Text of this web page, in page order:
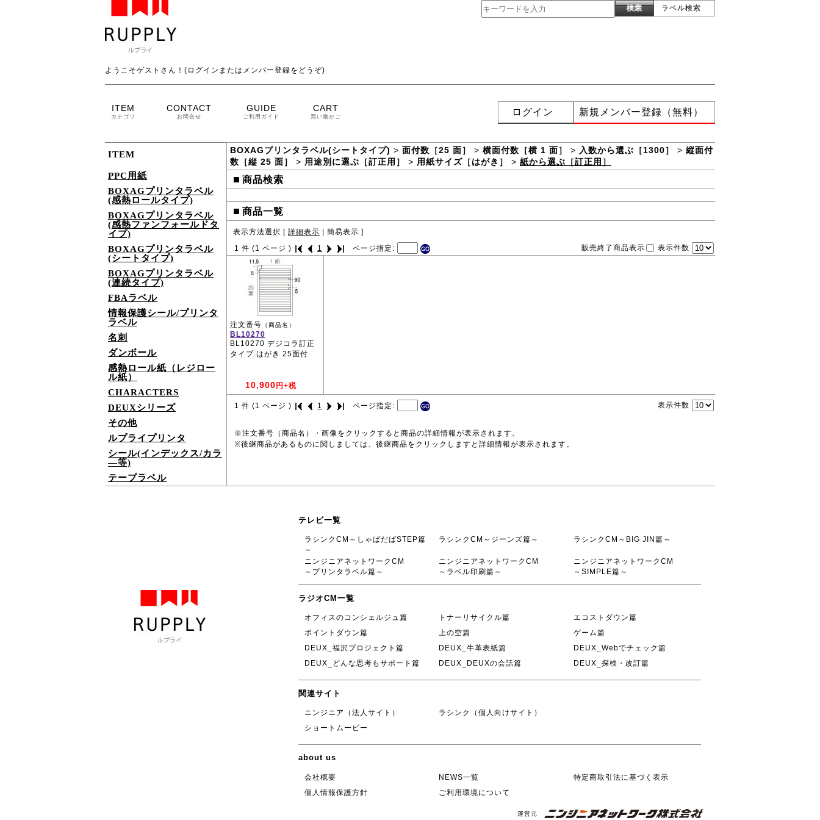
ラベル検索
ようこそゲストさん！(ログインまたはメンバー登録をどうぞ)
ITEM
カテゴリ
CONTACT
お問合せ
GUIDE
ご利用ガイド
CART
買い物かご ログイン 新規メンバー登録（無料）
ITEM
PPC用紙
BOXAGプリンタラベル
(感熱ロールタイプ)
BOXAGプリンタラベル
(感熱ファンフォールドタ
イプ)
BOXAGプリンタラベル
(シートタイプ)
BOXAGプリンタラベル
(連続タイプ)
FBAラベル
情報保護シール/プリンタ
ラベル
名刺
ダンボール
感熱ロール紙（レジロー
ル紙）
CHARACTERS
DEUXシリーズ
その他
ルプライプリンタ
シール(インデックス/カラ
―等)
テープラベル
BOXAGプリンタラベル(シートタイプ) > 面付数［25 面］ > 横面付数［横 1 面］ > 入数から選ぶ［1300］ > 縦面付
数［縦 25 面］
> 用途別に選ぶ［訂正用］ > 用紙サイズ［はがき］ > 紙から選ぶ［訂正用］
■ 商品検索
■ 商品一覧
表示方法選択 [ 詳細表示 簡易表示 ]
1 件 (1 ページ ) 1 ページ指定: 販売終了商品表示 表示件数
注文番号 （商品名）
BL10270
BL10270 デジコラ訂正
タイプ はがき 25面付
10,900 円+税
1 件 (1 ページ ) 1 ページ指定: 表示件数
※注文番号（商品名）・画像をクリックすると商品の詳細情報が表示されます。
※後継商品があるものに関しましては、後継商品をクリックしますと詳細情報が表示されます。
テレビ一覧
ラシンクCM～しゃばだばSTEP篇
～
ラシンクCM～ジーンズ篇～ ラシンクCM～BIG JIN篇～
ニンジニアネットワークCM
～プリンタラベル篇～
ニンジニアネットワークCM
～ラベル印刷篇～
ニンジニアネットワークCM
～SIMPLE篇～
ラジオCM一覧
オフィスのコンシェルジュ篇 トナーリサイクル篇
エコストダウン篇
ポイントダウン篇
上の空篇
ゲーム篇
DEUX_福沢プロジェクト篇
DEUX_牛革表紙篇
DEUX_Webでチェック篇
DEUX_どんな思考もサポート篇
DEUX_DEUXの会話篇 DEUX_探検・改訂篇
関連サイト
ニンジニア（法人サイト）
ラシンク（個人向けサイト）
ショートムービー
about us
会社概要 NEWS一覧
特定商取引法に基づく表示
個人情報保護方針
ご利用環境について
運営元